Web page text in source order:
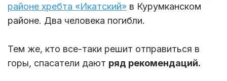
районе хребта «Икатский» в Курумканском
районе. Два человека погибли.
Тем же, кто все-таки решит отправиться в
горы, спасатели дают ряд рекомендаций.